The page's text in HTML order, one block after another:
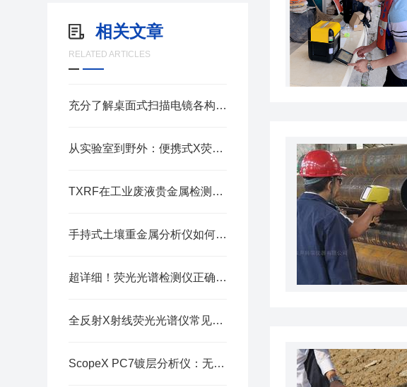
相关文章
RELATED ARTICLES
充分了解桌面式扫描电镜各构件功能保障微观检测工作有序开展
从实验室到野外：便携式X荧光重金属检测仪如何革新重金属污染应急监测效率
TXRF在工业废液贵金属检测中的应用
手持式土壤重金属分析仪如何重塑环境监测与土壤普查工作流
超详细！荧光光谱检测仪正确使用方法大公开
全反射X射线荧光光谱仪常见故障的针对性解决方法详解
ScopeX PC7镀层分析仪：无损检测与高效分析的双重优势